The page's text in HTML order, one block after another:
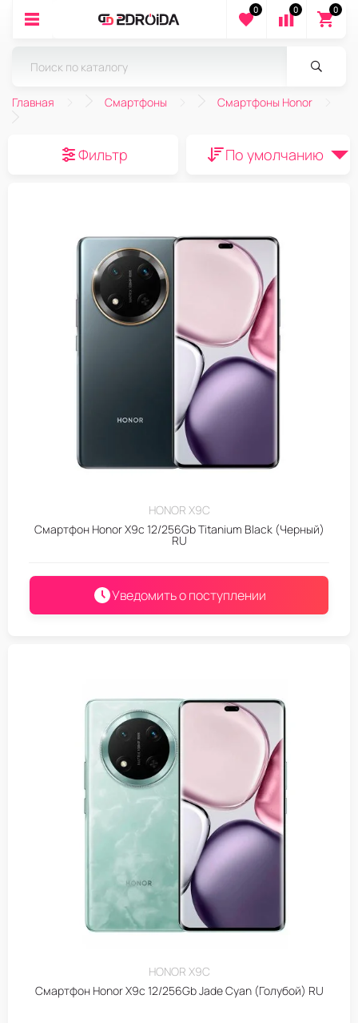
0 0 0
Главная Смартфоны Смартфоны Honor
Фильтр По умолчанию
HONOR X9C
Смартфон Honor X9c 12/256Gb Titanium Black (Черный)
RU
Уведомить о поступлении
HONOR X9C
Смартфон Honor X9c 12/256Gb Jade Cyan (Голубой) RU